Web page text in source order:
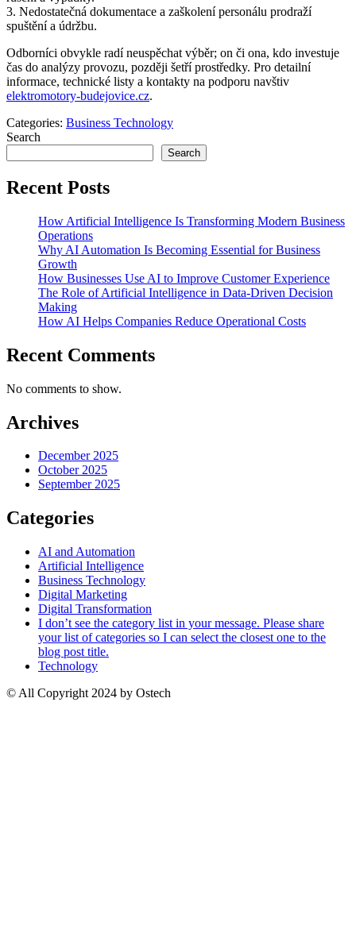
3. Nedostatečná dokumentace a zaškolení personálu prodraží
spuštění a údržbu.
Odborníci obvykle radí neuspěchat výběr; on či ona, kdo investuje
čas do analýzy provozu, později šetří prostředky. Pro detailní
informace, technické listy a kontakty na podporu navštiv
elektromotory-budejovice.cz.
Categories: Business Technology
Search
Search
Recent Posts
How Artificial Intelligence Is Transforming Modern Business
Operations
Why AI Automation Is Becoming Essential for Business
Growth
How Businesses Use AI to Improve Customer Experience
The Role of Artificial Intelligence in Data-Driven Decision
Making
How AI Helps Companies Reduce Operational Costs
Recent Comments
No comments to show.
Archives
December 2025
October 2025
September 2025
Categories
AI and Automation
Artificial Intelligence
Business Technology
Digital Marketing
Digital Transformation
I don’t see the category list in your message. Please share
your list of categories so I can select the closest one to the
blog post title.
Technology
© All Copyright 2024 by Ostech